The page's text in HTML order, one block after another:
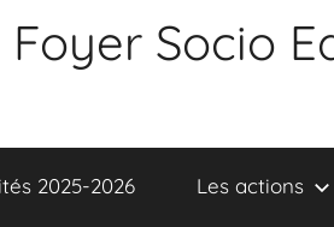
Foyer Socio
2025-2026 Les actions